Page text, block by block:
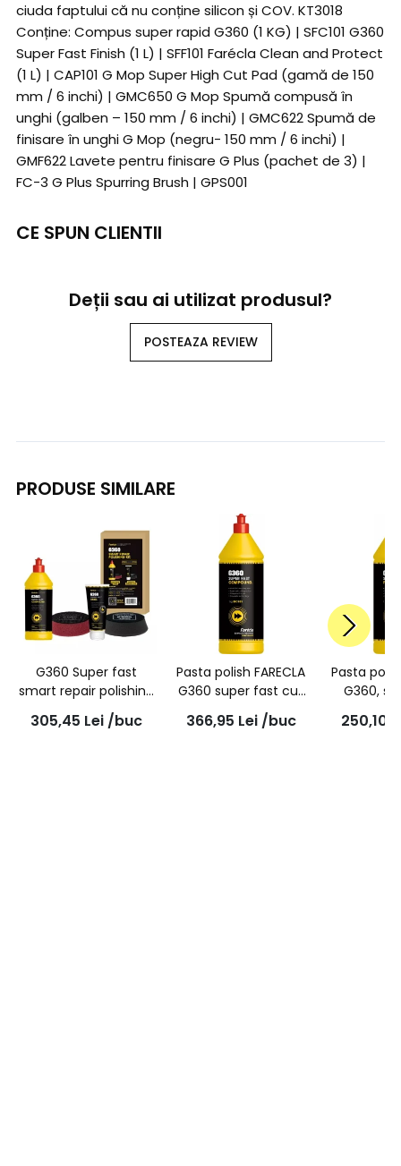
ciuda faptului că nu conține silicon și COV. KT3018
Conține: Compus super rapid G360 (1 KG) | SFC101 G360
Super Fast Finish (1 L) | SFF101 Farécla Clean and Protect
(1 L) | CAP101 G Mop Super High Cut Pad (gamă de 150
mm / 6 inchi) | GMC650 G Mop Spumă compusă în
unghi (galben – 150 mm / 6 inchi) | GMC622 Spumă de
finisare în unghi G Mop (negru- 150 mm / 6 inchi) |
GMF622 Lavete pentru finisare G Plus (pachet de 3) |
FC-3 G Plus Spurring Brush | GPS001
CE SPUN CLIENTII
Deții sau ai utilizat produsul?
POSTEAZA REVIEW
PRODUSE SIMILARE
G360 Super fast
smart repair polishing
kit, KT3024 | FARECLA
305,45 Lei /buc
Pasta polish FARECLA
G360 super fast cut
1L, SFC101
366,95 Lei /buc
Pasta
G360,
250,10